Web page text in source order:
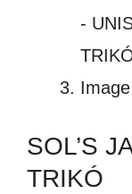
SOL’S
TRIKÓ